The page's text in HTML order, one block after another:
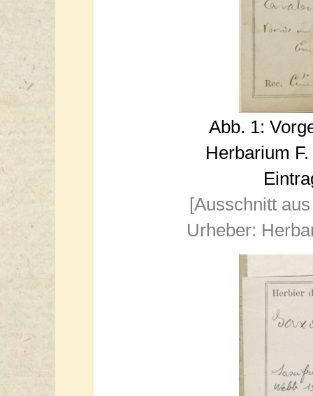
Abb. 1:
Herbarium
[Ausschnitt
Urheber: